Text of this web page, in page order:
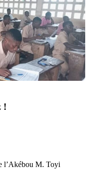
!
l’Akébou M. Toyi